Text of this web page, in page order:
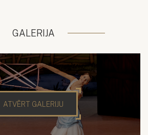
GALERIJA
ATVĒRT GALERIJU